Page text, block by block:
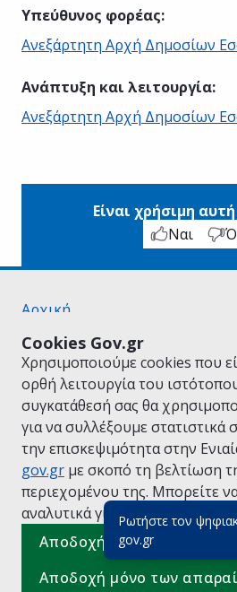
Ρωτήστε τον
gov.gr(πάτησε για
Cookies Gov.gr
Χρησιμοποιούμε cookies που
ορθή λειτουργία του
συγκατάθεσή σας θα
για να συλλέξουμε στατιστικά
την επισκεψιμότητα στην
gov.gr με σκοπό τη βελτίωση
περιεχομένου της. Μπορείτε
αναλυτικά για την Πολιτική
Αποδοχή όλων
Αποδοχή μόνο των
Υπεύθυνος φορέας:
Ανεξάρτητη Αρχή Δημοσίων
Ανάπτυξη και λειτουργία:
Ανεξάρτητη Αρχή Δημοσίων
Είναι χρήσιμη
Ναι
Αρχική
Όροι Χρήσης
Πολιτική Απορρήτου
Δήλωση προσβασιμότητας
Πολιτική cookies
Προτάσεις για το gov.gr
Υλοποίηση από το Υπουργείο
Διακυβέρνησης
Ελληνικά |Αγγλικά